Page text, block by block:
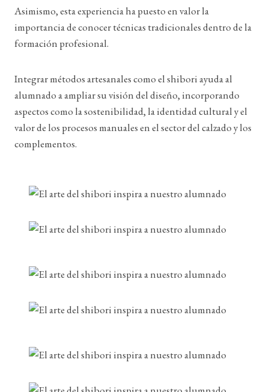
Asimismo, esta experiencia ha puesto en valor la
importancia de conocer técnicas tradicionales dentro de la
formación profesional.
Integrar métodos artesanales como el shibori ayuda al
alumnado a ampliar su visión del diseño, incorporando
aspectos como la sostenibilidad, la identidad cultural y el
valor de los procesos manuales en el sector del calzado y los
complementos.